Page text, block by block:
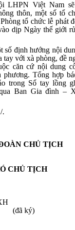
LHPN Việt Nam sẽ
thôn, một số tổ
tổ chức lễ phát
dịp Ngày thế giới
số định hướng nội
tay với xà phòng, đề
căn cứ nội dung
Tổng hợp
trong Sổ tay lồng
Ban Gia đình –
.
CHỦ TỊCH
CHỦ TỊCH
(đã ký)